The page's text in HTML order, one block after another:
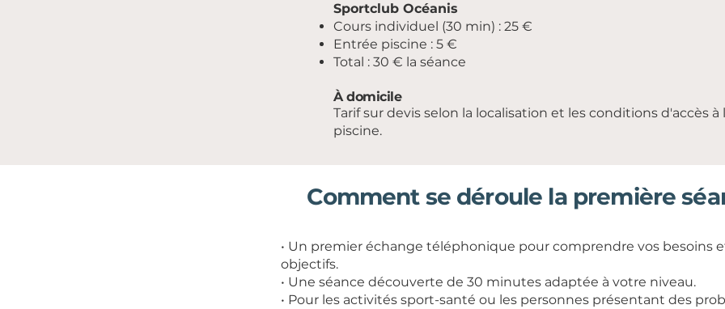
Sportclub Océanis
Cours individuel (30 min) : 25 €
Entrée piscine : 5 €
Total : 30 € la séance
À domicile
Tarif sur devis selon la localisation et les conditions d'accès à
piscine.
Comment se déroule la première
• Un premier échange téléphonique pour comprendre vos besoins
objectifs.
• Une séance découverte de 30 minutes adaptée à votre niveau.
• Pour les activités sport-santé ou les personnes présentant des